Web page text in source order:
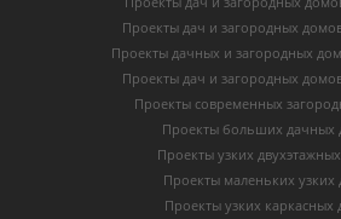
Проекты дач и загородных
Проекты дачных и загородных
Проекты дач и загородных
Проекты современных
Проекты больших дачных
Проекты узких
Проекты маленьких узких
Проекты узких каркасных